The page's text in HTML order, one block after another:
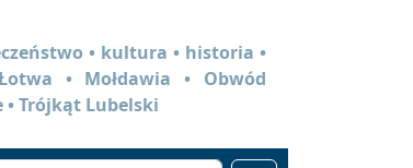
• kultura • historia •
• Mołdawia • Obwód
• Trójkąt Lubelski